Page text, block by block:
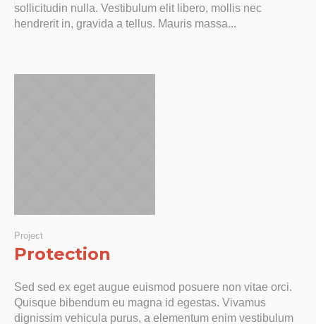
sollicitudin nulla. Vestibulum elit libero, mollis nec
hendrerit in, gravida a tellus. Mauris massa...
Project
Protection
Sed sed ex eget augue euismod posuere non vitae orci.
Quisque bibendum eu magna id egestas. Vivamus
dignissim vehicula purus, a elementum enim vestibulum